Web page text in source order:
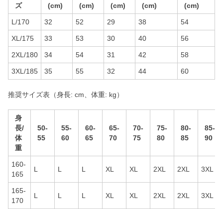
ズ
(cm)
(cm)
(cm)
(cm)
(cm)
L/170 32 52 29 38 54
XL/175 33 53 30 40 56
2XL/180 34 54 31 42 58
3XL/185 35 55 32 44 60
推奨サイズ表（身長: cm、体重: kg）
身
長/
体
重
50-
55
55-
60
60-
65
65-
70
70-
75
75-
80
80-
85
85-
90
160-
165
L L L XL XL 2XL 2XL 3XL
165-
170
L L L XL XL 2XL 2XL 3XL